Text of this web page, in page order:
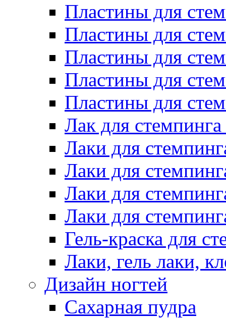
Пластины для
Пластины для
Пластины для
Пластины для
Пластины для
Лак для
Лаки для
Лаки для
Лаки для
Лаки для
Гель-краска для
Лаки, гель лаки,
Дизайн ногтей
Сахарная пудра